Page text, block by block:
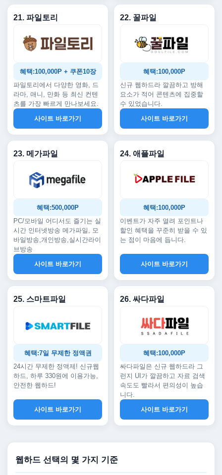
21. 파일토리
혜택:100,000P + 쿠폰10장
파일토리에서 다양한 영화, 드
라마, 애니, 만화 등 최신 컨텐
츠를 가장 빠르게 만나보세요.
사이트 바로가기
22. 꿀파일
혜택:100,000P
신규 웹하드라 깔끔하고 방해
요소가 적어 콘텐츠에 집중할
수 있었습니다.
사이트 바로가기
23. 메가파일
혜택:500,000P
PC/모바일 어디서도 즐기는 실
시간 인터넷방송 메가파일, 모
바일방송,개인방송,실시간라이
브방송
사이트 바로가기
24. 애플파일
혜택:100,000P
이벤트가 자주 열려 포인트나
할인 혜택을 꾸준히 받을 수 있
는 점이 마음에 듭니다.
사이트 바로가기
25. 스마트파일
혜택:7일 무제한 정액권
24시간 무제한 정액제! 신규웹
하드, 하루 330원에 이용가능,
안전한 웹하드!
사이트 바로가기
26. 싸다파일
혜택:100,000P
싸다파일은 신규 웹하드라 그
런지 UI가 깔끔하고 자료 검색
속도도 빨라서 편의성이 높습
니다.
사이트 바로가기
웹하드 선택의 몇 가지 기준